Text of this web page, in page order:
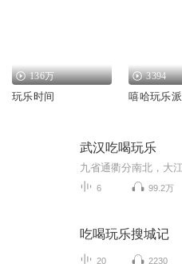
136万
玩乐时间
3394
嘻哈玩乐派
武汉吃喝玩乐
6 99.2万
吃喝玩乐搜城记
20 2230